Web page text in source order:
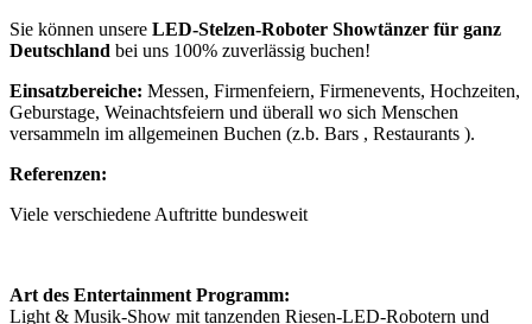
Sie können unsere LED-Stelzen-Roboter Showtänzer für ganz
Deutschland bei uns 100% zuverlässig buchen!
Einsatzbereiche: Messen, Firmenfeiern, Firmenevents, Hochzeiten,
Geburstage, Weinachtsfeiern und überall wo sich Menschen
versammeln im allgemeinen Buchen (z.b. Bars , Restaurants ).
Referenzen:
Viele verschiedene Auftritte bundesweit
Art des Entertainment Programm:
Light & Musik-Show mit tanzenden Riesen-LED-Robotern und